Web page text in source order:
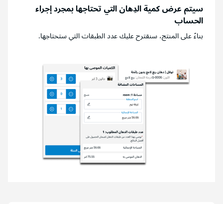
سيتم عرض كمية الدِهان التي تحتاجها بمجرد إجراء
الحساب
بناءً على المنتج، سنقترح عليك عدد الطبقات التي ستحتاجها.